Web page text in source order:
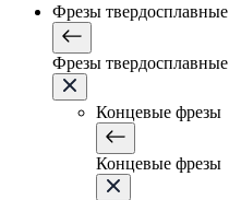
Фрезы твердосплавные
Фрезы твердосплавные
Концевые фрезы
Концевые фрезы